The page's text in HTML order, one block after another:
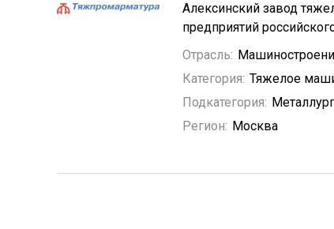
Алексинский завод
предприятий
Отрасль:
Категория: Тяжелое
Подкатегория:
Регион: Москва